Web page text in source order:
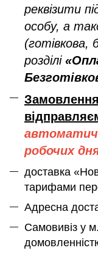
реквізити
особу, а
(готівкова,
розділі
робочих
доставка
тарифами
Адресна
Самовивіз у